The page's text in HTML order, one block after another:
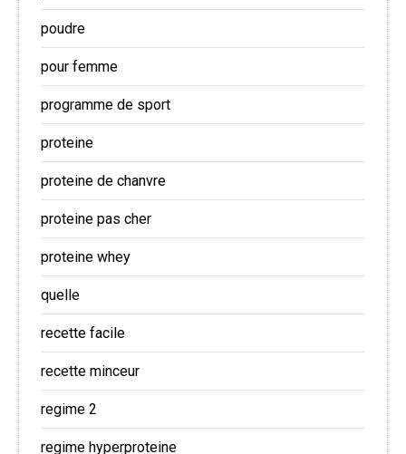
poudre
pour femme
programme de sport
proteine
proteine de chanvre
proteine pas cher
proteine whey
quelle
recette facile
recette minceur
regime 2
regime hyperproteine